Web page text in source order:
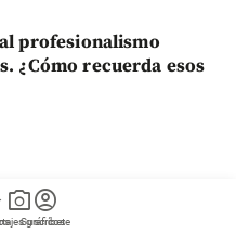
photo_camera
gráficos
account_circle
Suscríbete
profesionalismo
¿Cómo recuerda esos